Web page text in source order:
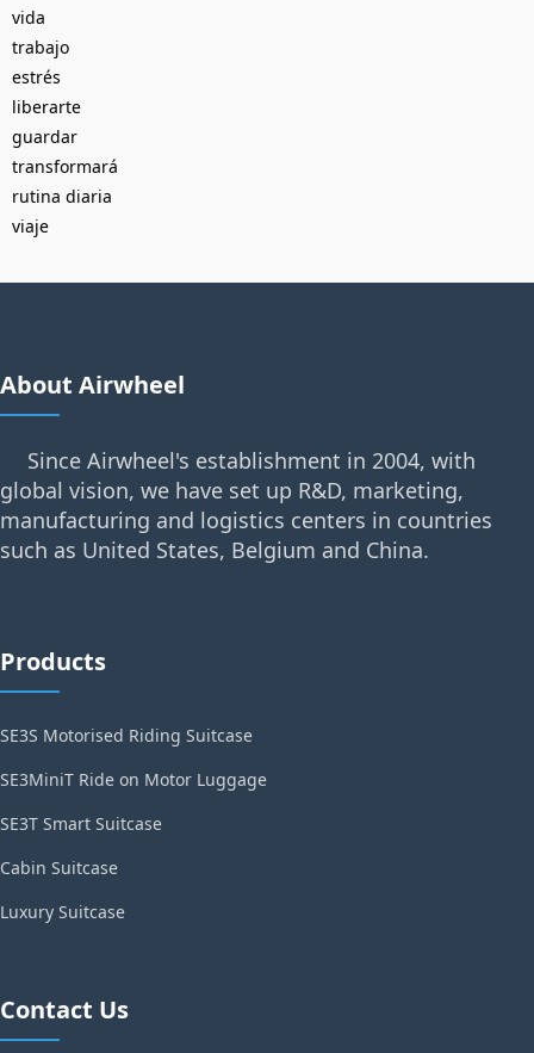
vida
trabajo
estrés
liberarte
guardar
transformará
rutina diaria
viaje
About Airwheel
Since Airwheel's establishment in 2004, with
global vision, we have set up R&D, marketing,
manufacturing and logistics centers in countries
such as United States, Belgium and China.
Products
SE3S Motorised Riding Suitcase
SE3MiniT Ride on Motor Luggage
SE3T Smart Suitcase
Cabin Suitcase
Luxury Suitcase
Contact Us